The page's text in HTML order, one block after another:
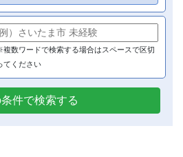
数ワードで検索する場合はスペースで区切
てください
件で検索する